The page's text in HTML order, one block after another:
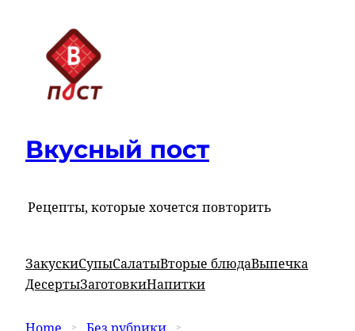
Вкусный пост
Рецепты, которые хочется повторить
ЗакускиСупыСалатыВторые блюдаВыпечка
ДесертыЗаготовкиНапитки